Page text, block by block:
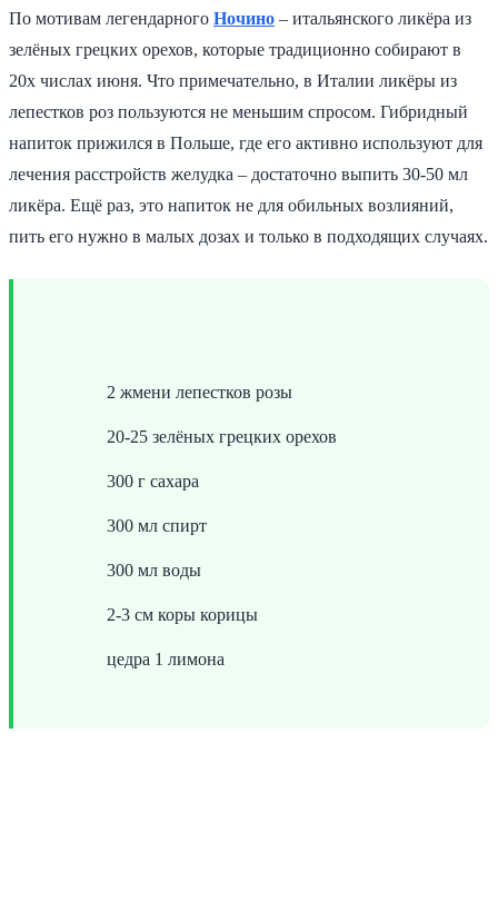
По мотивам легендарного Ночино – итальянского ликёра из
зелёных грецких орехов, которые традиционно собирают в
20х числах июня. Что примечательно, в Италии ликёры из
лепестков роз пользуются не меньшим спросом. Гибридный
напиток прижился в Польше, где его активно используют для
лечения расстройств желудка – достаточно выпить 30-50 мл
ликёра. Ещё раз, это напиток не для обильных возлияний,
пить его нужно в малых дозах и только в подходящих случаях.
2 жмени лепестков розы
20-25 зелёных грецких орехов
300 г сахара
300 мл спирт
300 мл воды
2-3 см коры корицы
цедра 1 лимона